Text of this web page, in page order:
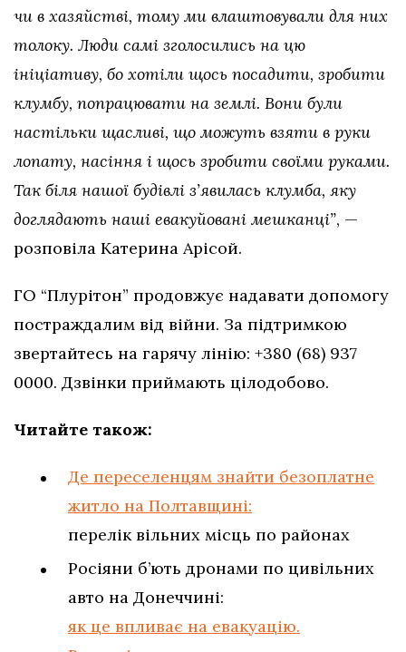
чи в хазяйстві, тому ми влаштовували для них
толоку. Люди самі зголосились на цю
ініціативу, бо хотіли щось посадити, зробити
клумбу, попрацювати на землі. Вони були
настільки щасливі, що можуть взяти в руки
лопату, насіння і щось зробити своїми руками.
Так біля нашої будівлі з’явилась клумба, яку
доглядають наші евакуйовані мешканці”, —
розповіла Катерина Арісой.
ГО “Плурітон” продовжує надавати допомогу
постраждалим від війни. За підтримкою
звертайтесь на гарячу лінію: +380 (68) 937
0000. Дзвінки приймають цілодобово.
Читайте також:
Де переселенцям знайти безоплатне
житло на Полтавщині:
перелік вільних місць по районах
Росіяни б’ють дронами по цивільних
авто на Донеччині:
як це впливає на евакуацію.